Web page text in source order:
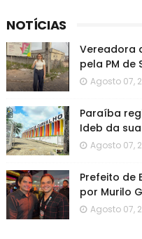
NOTÍCIAS
Vereadora
pela PM de
Agosto 07,
Paraíba
Ideb da
Agosto 07,
Prefeito de
por Murilo
Agosto 07,